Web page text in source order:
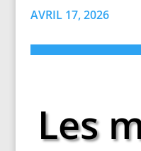
AVRIL 17, 2026
Les